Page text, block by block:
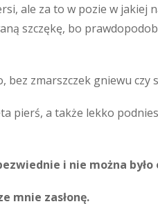
ale za to w pozie w jakiej
szczękę, bo
bez zmarszczek gniewu czy
pierś, a także lekko
i nie można
mnie zasłonę.